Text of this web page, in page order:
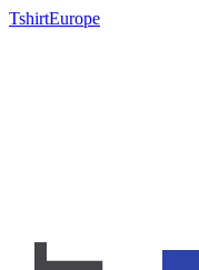
TshirtEurope